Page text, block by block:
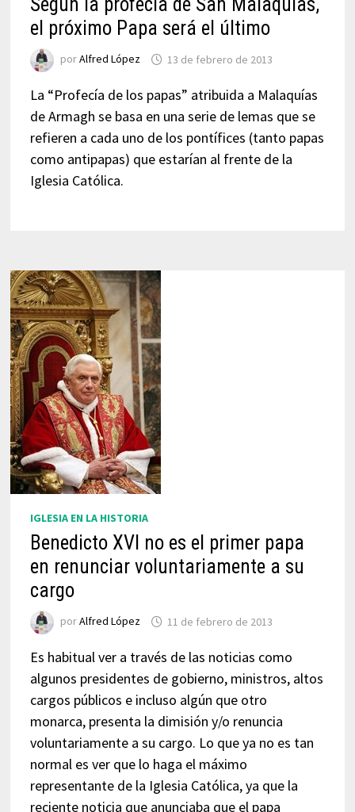
el próximo Papa será el último
porAlfred López 13 de febrero de 2013
La “Profecía de los papas” atribuida a Malaquías
de Armagh se basa en una serie de lemas que se
refieren a cada uno de los pontífices (tanto papas
como antipapas) que estarían al frente de la
Iglesia Católica.
IGLESIA EN LA HISTORIA
Benedicto XVI no es el primer papa
en renunciar voluntariamente a su
cargo
porAlfred López 11 de febrero de 2013
Es habitual ver a través de las noticias como
algunos presidentes de gobierno, ministros, altos
cargos públicos e incluso algún que otro
monarca, presenta la dimisión y/o renuncia
voluntariamente a su cargo. Lo que ya no es tan
normal es ver que lo haga el máximo
representante de la Iglesia Católica, ya que la
reciente noticia que anunciaba que el papa